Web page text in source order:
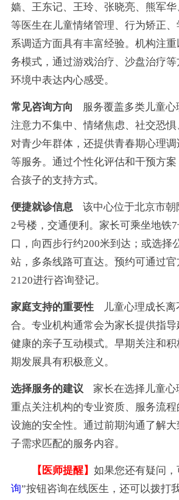
嫱、王东记、王玲、张晓亮、熊军
等医生在儿童情绪管理、行为矫正
系调适方面具有丰富经验。机构注
务模式，通过游戏治疗、沙盘治疗
环境中表达内心感受。
常见咨询方向
服务覆盖多类儿童心
注意力不集中、情绪焦虑、社交恐
对青少年群体，还提供青春期心理
等服务。通过个性化评估和干预方
合孩子的支持方式。
便捷就诊信息 该中心位于北京市朝
2号楼，交通便利。家长可乘坐地铁
口，向西步行约200米到达；或选择
站，多条线路可直达。预约可通过官
2120进行咨询登记。
家庭支持的重要性儿童心理成长离
合。专业机构通常会为家长提供指
健康的亲子互动模式。早期关注和
期发展具有积极意义。
选择服务的建议 家长在选择儿童心
重点关注机构的专业资质、服务流
设施的安全性。通过前期沟通了解
子需求匹配的服务内容。
【医师提醒】 如果您还有疑问，
询”按钮咨询在线医生，还可以拨打